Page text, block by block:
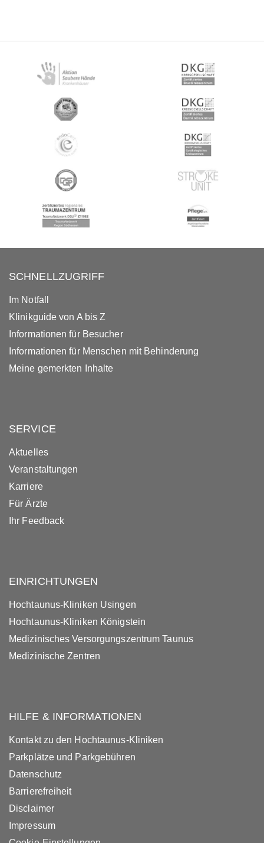
SCHNELLZUGRIFF
Im Notfall
Klinikguide von A bis Z
Informationen für Besucher
Informationen für Menschen mit Behinderung
Meine gemerkten Inhalte
SERVICE
Aktuelles
Veranstaltungen
Karriere
Für Ärzte
Ihr Feedback
EINRICHTUNGEN
Hochtaunus-Kliniken Usingen
Hochtaunus-Kliniken Königstein
Medizinisches Versorgungszentrum Taunus
Medizinische Zentren
HILFE & INFORMATIONEN
Kontakt zu den Hochtaunus-Kliniken
Parkplätze und Parkgebühren
Datenschutz
Barrierefreiheit
Disclaimer
Impressum